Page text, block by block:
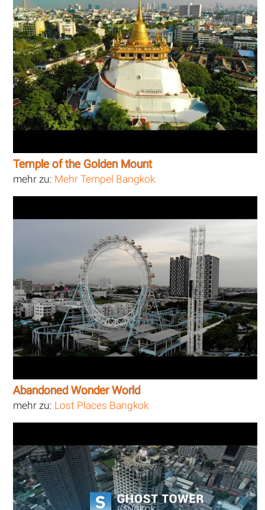
Temple of the Golden Mount
mehr zu: Mehr Tempel Bangkok
Abandoned Wonder World
mehr zu: Lost Places Bangkok